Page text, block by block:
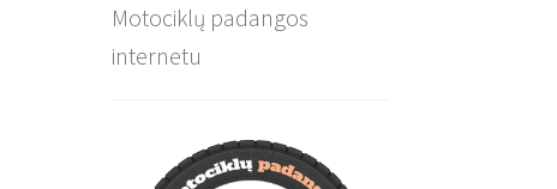
Motociklų padangos
internetu